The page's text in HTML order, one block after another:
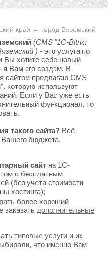
край → город Вяземский
(CMS "1C-Bitrix:
) - это услуга по
Вы хотите себе новый
я Вам его создам. В
сайтом предлагаю CMS
которую используют
Если у Вас уже есть
функционал, то
такого сайта? Всё
Вашего бюджета.
сайт на 1С-
с бесплатным
(без учета стоимости
хостинга);
более хороший
заказать дополнительные
типовые услуги и их
что именно Вам